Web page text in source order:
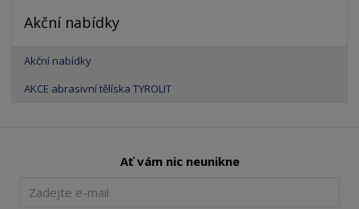
Akční nabídky
Akční nabídky
AKCE abrasivní tělíska TYROLIT
Ať vám nic neunikne